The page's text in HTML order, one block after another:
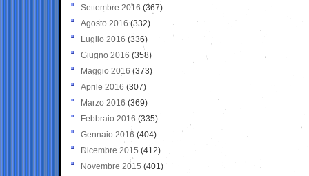
Settembre 2016 (367)
Agosto 2016 (332)
Luglio 2016 (336)
Giugno 2016 (358)
Maggio 2016 (373)
Aprile 2016 (307)
Marzo 2016 (369)
Febbraio 2016 (335)
Gennaio 2016 (404)
Dicembre 2015 (412)
Novembre 2015 (401)